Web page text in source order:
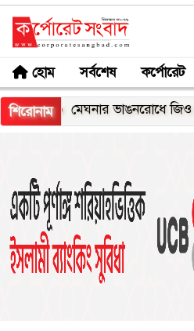
হোম সর্বশেষ কর্পোরেট
শিরোনাম
মেঘনার ভাঙনরোধে জিও ব্যাগ